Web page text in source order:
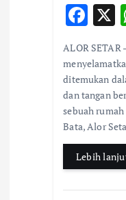
F
ac
e
b
o
o
k
ALOR SETAR
ditemukan
dan tangan
sebuah
Bata, Alor
Lebih